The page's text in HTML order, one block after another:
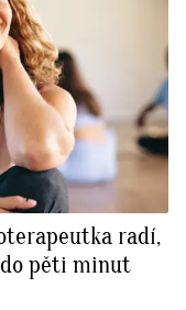
radí,
pěti minut